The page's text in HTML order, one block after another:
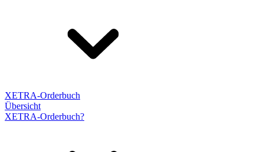
XETRA-Orderbuch
Übersicht
XETRA-Orderbuch?